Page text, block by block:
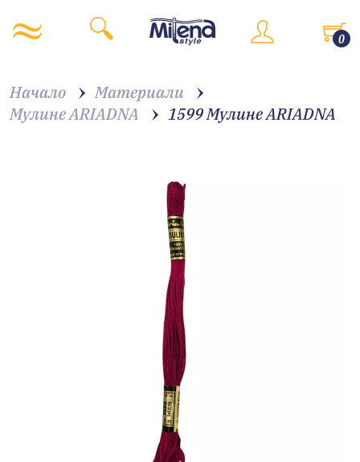
0
Начало
Материали
Мулине ARIADNA
1599 Мулине АRIADNA